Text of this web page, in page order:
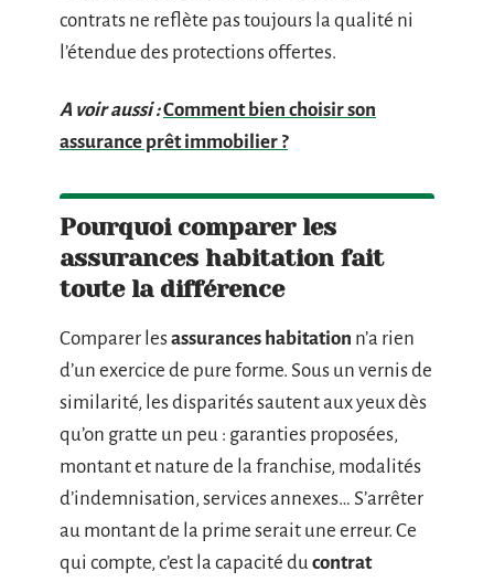
contrats ne reflète pas toujours la qualité ni
l’étendue des protections offertes.
A voir aussi :Comment bien choisir son
assurance prêt immobilier ?
Pourquoi comparer les
assurances habitation fait
toute la différence
Comparer lesassurances habitation n’a rien
d’un exercice de pure forme. Sous un vernis de
similarité, les disparités sautent aux yeux dès
qu’on gratte un peu : garanties proposées,
montant et nature de la franchise, modalités
d’indemnisation, services annexes… S’arrêter
au montant de la prime serait une erreur. Ce
qui compte, c’est la capacité du contrat